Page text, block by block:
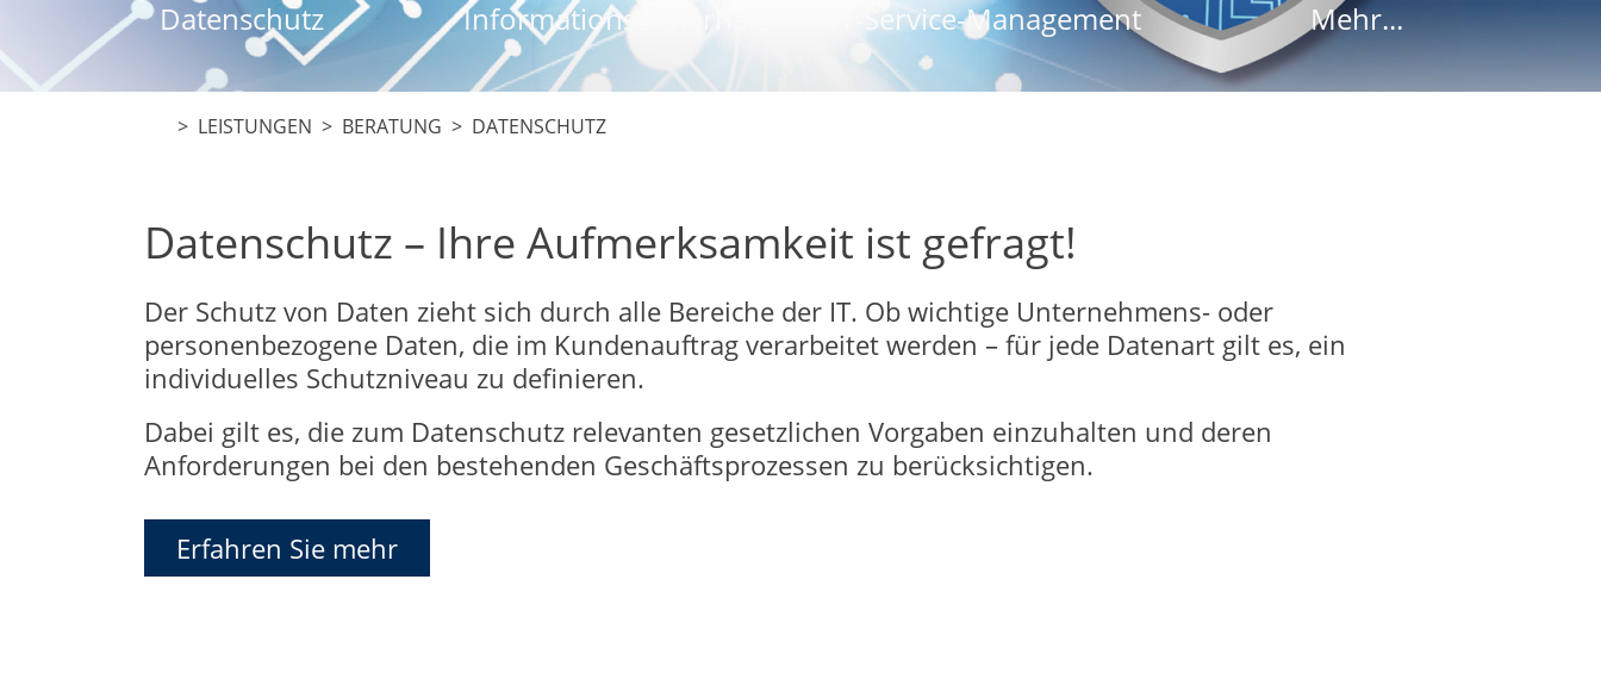
Datenschutz Informationssicherheit IT-Service-Management Mehr...
> LEISTUNGEN > BERATUNG > DATENSCHUTZ
Datenschutz – Ihre Aufmerksamkeit ist gefragt!
Der Schutz von Daten zieht sich durch alle Bereiche der IT. Ob wichtige Unternehmens- oder
personenbezogene Daten, die im Kundenauftrag verarbeitet werden – für jede Datenart gilt es, ein
individuelles Schutzniveau zu definieren.
Dabei gilt es, die zum Datenschutz relevanten gesetzlichen Vorgaben einzuhalten und deren
Anforderungen bei den bestehenden Geschäftsprozessen zu berücksichtigen.
Erfahren Sie mehr